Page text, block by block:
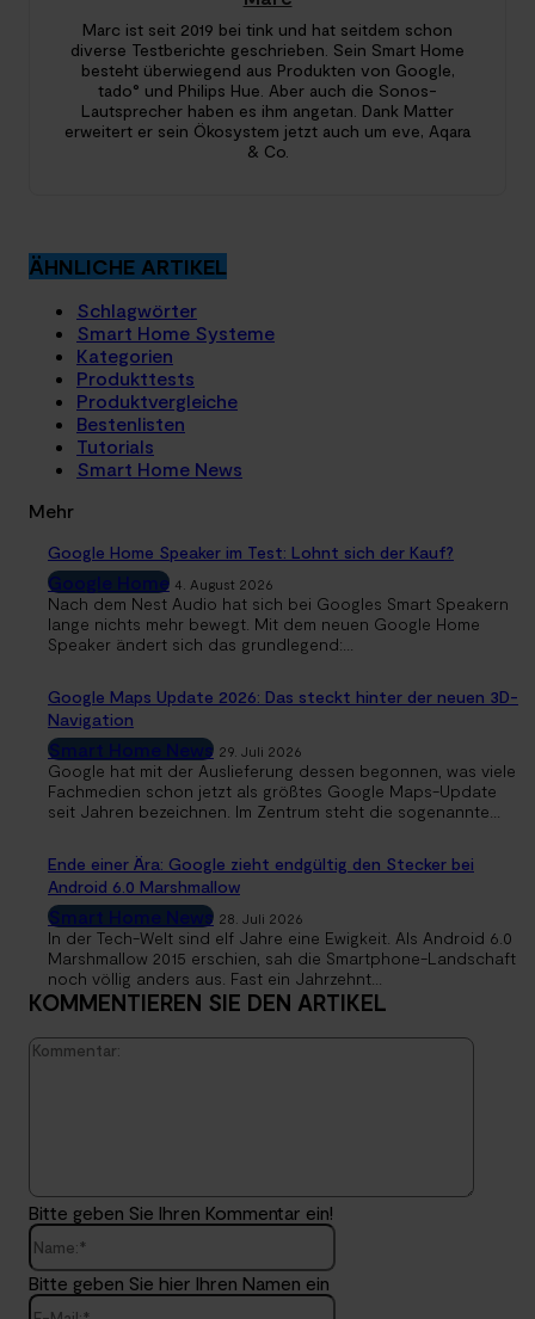
Marc ist seit 2019 bei tink und hat seitdem schon
diverse Testberichte geschrieben. Sein Smart Home
besteht überwiegend aus Produkten von Google,
tado° und Philips Hue. Aber auch die Sonos-
Lautsprecher haben es ihm angetan. Dank Matter
erweitert er sein Ökosystem jetzt auch um eve, Aqara
& Co.
ÄHNLICHE ARTIKEL
Schlagwörter
Smart Home Systeme
Kategorien
Produkttests
Produktvergleiche
Bestenlisten
Tutorials
Smart Home News
Mehr
Google Home Speaker im Test: Lohnt sich der Kauf?
Google Home 4. August 2026
Nach dem Nest Audio hat sich bei Googles Smart Speakern
lange nichts mehr bewegt. Mit dem neuen Google Home
Speaker ändert sich das grundlegend:...
Google Maps Update 2026: Das steckt hinter der neuen 3D-
Navigation
Smart Home News 29. Juli 2026
Google hat mit der Auslieferung dessen begonnen, was viele
Fachmedien schon jetzt als größtes Google Maps-Update
seit Jahren bezeichnen. Im Zentrum steht die sogenannte...
Ende einer Ära: Google zieht endgültig den Stecker bei
Android 6.0 Marshmallow
Smart Home News 28. Juli 2026
In der Tech-Welt sind elf Jahre eine Ewigkeit. Als Android 6.0
Marshmallow 2015 erschien, sah die Smartphone-Landschaft
noch völlig anders aus. Fast ein Jahrzehnt...
KOMMENTIEREN SIE DEN ARTIKEL
Bitte geben Sie Ihren Kommentar ein!
Name:*
Bitte geben Sie hier Ihren Namen ein
E-